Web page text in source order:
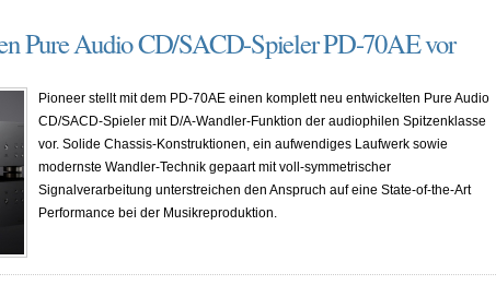
Pure Audio CD/SACD-Spieler PD-70AE vor
Pioneer stellt mit dem PD-70AE einen komplett neu entwickelten Pure Audio
CD/SACD-Spieler mit D/A-Wandler-Funktion der audiophilen Spitzenklasse
vor. Solide Chassis-Konstruktionen, ein aufwendiges Laufwerk sowie
modernste Wandler-Technik gepaart mit voll-symmetrischer
Signalverarbeitung unterstreichen den Anspruch auf eine State-of-the-Art
Performance bei der Musikreproduktion.